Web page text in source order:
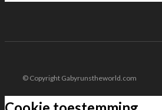
© Copyright Gabyrunstheworld.com